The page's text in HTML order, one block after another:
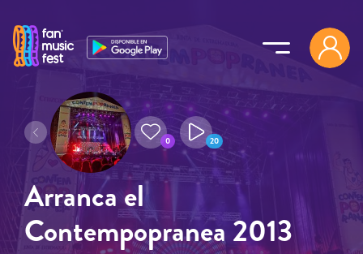
0 20
Arranca el
Contempopranea 2013